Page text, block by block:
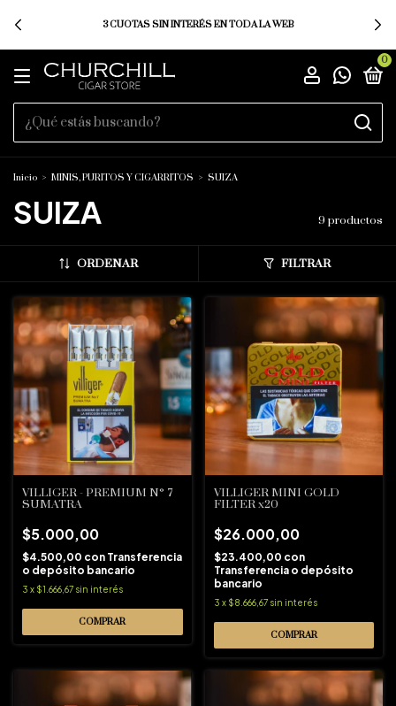
3 CUOTAS SIN INTERÉS EN TODA LA WEB
0
Inicio > MINIS, PURITOS Y CIGARRITOS > SUIZA
SUIZA 9 productos
ORDENAR FILTRAR
VILLIGER - PREMIUM N° 7
SUMATRA
$5.000,00
$4.500,00 con Transferencia
o depósito bancario
3 x $1.666,67 sin interés
VILLIGER MINI GOLD
FILTER x20
$26.000,00
$23.400,00 con
Transferencia o depósito
bancario
3 x $8.666,67 sin interés